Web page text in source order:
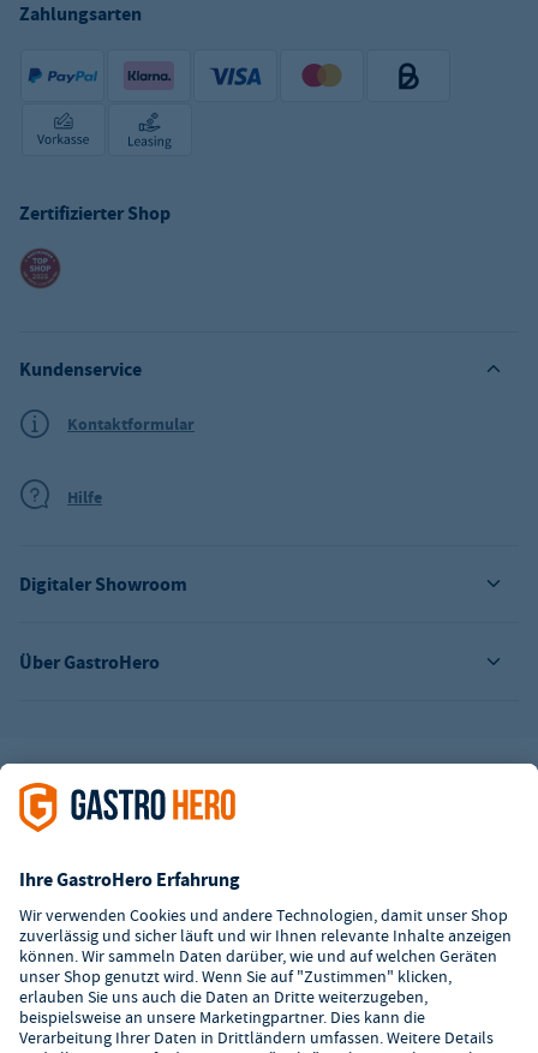
Zahlungsarten
Zertifizierter Shop
Über GastroHero
Digitaler Showroom
Kundenservice
Kontaktformular
Hilfe
Alle Abbildungen ähnlich. Einige Zahlungsarten
können Zusatzkostenverursachen.
*Ab einem Mbw. von 350€ netto. Bis dahin gelten Versandkosten
i.H.v. 7,90€ (zzgl. Mwst.)
**Die Tiefpreisgarantie ist nicht mit anderen Aktionen oder
Rabatten kombinierbar.